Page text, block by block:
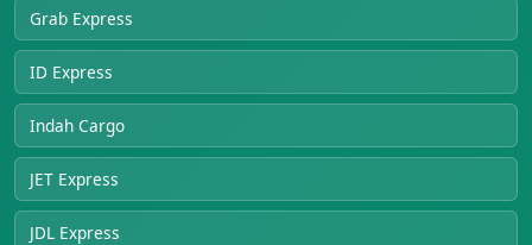
Grab Express
ID Express
Indah Cargo
JET Express
JDL Express